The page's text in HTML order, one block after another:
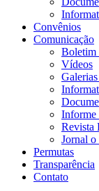
Convênios
Comunicação
Boletim
Vídeos
Informe
Revista
Jornal
Permutas
Transparência
Contato